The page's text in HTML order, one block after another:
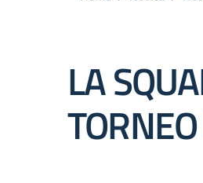
LA